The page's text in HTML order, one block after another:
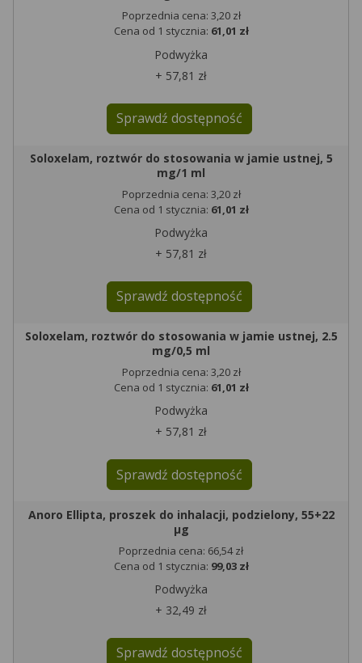
Poprzednia cena: 3,20 zł
Cena od 1 stycznia: 61,01 zł
Podwyżka
+ 57,81 zł
Sprawdź dostępność
Soloxelam, roztwór do stosowania w jamie ustnej, 5
mg/1 ml
Poprzednia cena: 3,20 zł
Cena od 1 stycznia: 61,01 zł
Podwyżka
+ 57,81 zł
Sprawdź dostępność
Soloxelam, roztwór do stosowania w jamie ustnej, 2.5
mg/0,5 ml
Poprzednia cena: 3,20 zł
Cena od 1 stycznia: 61,01 zł
Podwyżka
+ 57,81 zł
Sprawdź dostępność
Anoro Ellipta, proszek do inhalacji, podzielony, 55+22
µg
Poprzednia cena: 66,54 zł
Cena od 1 stycznia: 99,03 zł
Podwyżka
+ 32,49 zł
Sprawdź dostępność